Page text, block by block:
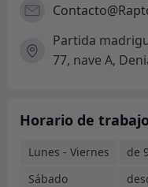
Partida
77, nave A,
Horario de
Lunes - Viernes
de
Sábado